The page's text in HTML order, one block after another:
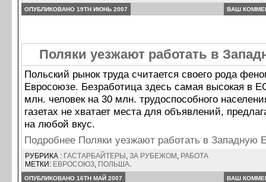
ОПУБЛИКОВАНО 19TH ИЮНЬ 2007 ВАШ
Поляки уезжают работать в
Польский рынок труда считается своего рода
Евросоюзе. Безработица здесь самая высокая в
млн. человек на 30 млн. трудоспособного
газетах не хватает места для объявлений,
на любой вкус.
Подробнее Поляки уезжают работать в Западную
РУБРИКА : ГАСТАРБАЙТЕРЫ , ЗА РУБЕЖОМ , РАБОТА
МЕТКИ: ЕВРОСОЮЗ, ПОЛЬША.
ОПУБЛИКОВАНО 16TH МАЙ 2007 ВАШ